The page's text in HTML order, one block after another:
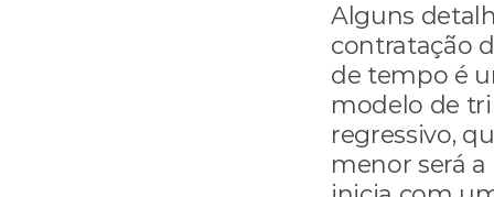
Alguns
contratação
de tempo é
modelo de
regressivo,
menor será